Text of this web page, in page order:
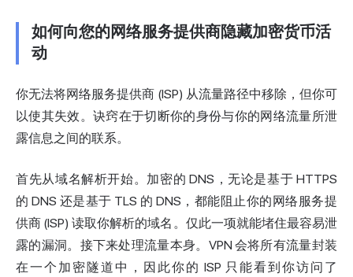
如何向您的网络服务提供商隐藏加密货币活
动
你无法将网络服务提供商 (ISP) 从流量路径中移除，但你可
以使其失效。诀窍在于切断你的身份与你的网络流量所泄
露信息之间的联系。
首先从域名解析开始。加密的 DNS，无论是基于 HTTPS
的 DNS 还是基于 TLS 的 DNS，都能阻止你的网络服务提
供商 (ISP) 读取你解析的域名。仅此一项就能堵住最容易泄
露的漏洞。接下来处理流量本身。VPN 会将所有流量封装
在一个加密隧道中，因此你的 ISP 只能看到你访问了